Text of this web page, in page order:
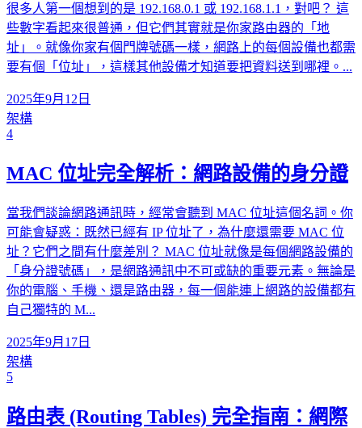
很多人第一個想到的是 192.168.0.1 或 192.168.1.1，對吧？ 這
些數字看起來很普通，但它們其實就是你家路由器的「地
址」。就像你家有個門牌號碼一樣，網路上的每個設備也都需
要有個「位址」，這樣其他設備才知道要把資料送到哪裡。...
2025年9月12日
架構
4
MAC 位址完全解析：網路設備的身分證
當我們談論網路通訊時，經常會聽到 MAC 位址這個名詞。你
可能會疑惑：既然已經有 IP 位址了，為什麼還需要 MAC 位
址？它們之間有什麼差別？ MAC 位址就像是每個網路設備的
「身分證號碼」，是網路通訊中不可或缺的重要元素。無論是
你的電腦、手機、還是路由器，每一個能連上網路的設備都有
自己獨特的 M...
2025年9月17日
架構
5
路由表 (Routing Tables) 完全指南：網際